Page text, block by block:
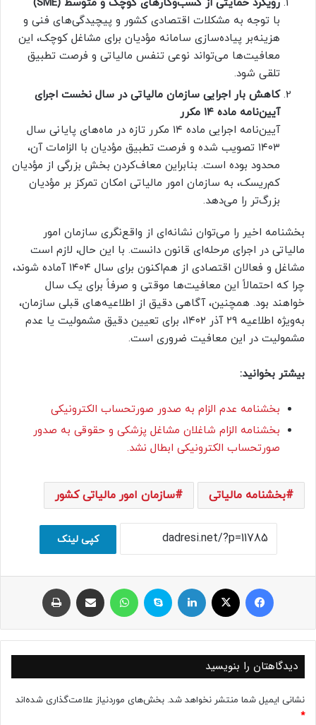
رویکرد حمایتی از کسب‌وکارهای کوچک و متوسط (SME)
با توجه به مشکلات اقتصادی کشور و پیچیدگی‌های فنی و
هزینه‌بر پیاده‌سازی سامانه مؤدیان برای مشاغل کوچک، این
معافیت‌ها می‌تواند نوعی تنفس مالیاتی و فرصت تطبیق
تلقی شود.
کاهش بار اجرایی سازمان مالیاتی در سال نخست اجرای
آیین‌نامه ماده ۱۴ مکرر
آیین‌نامه اجرایی ماده ۱۴ مکرر تازه در ماه‌های پایانی سال
۱۴۰۳ تصویب شده و فرصت تطبیق مؤدیان با الزامات آن،
محدود بوده است. بنابراین معاف‌کردن بخش بزرگی از مؤدیان
کم‌ریسک، به سازمان امور مالیاتی امکان تمرکز بر مؤدیان
بزرگ‌تر را می‌دهد.
بخشنامه اخیر را می‌توان نشانه‌ای از واقع‌نگری سازمان امور
مالیاتی در اجرای مرحله‌ای قانون دانست. با این حال، لازم است
مشاغل و فعالان اقتصادی از هم‌اکنون برای سال ۱۴۰۴ آماده شوند،
چرا که احتمالاً این معافیت‌ها موقتی و صرفاً برای یک سال
خواهند بود. همچنین، آگاهی دقیق از اطلاعیه‌های قبلی سازمان،
به‌ویژه اطلاعیه ۲۹ آذر ۱۴۰۲، برای تعیین دقیق مشمولیت یا عدم
مشمولیت در این معافیت ضروری است.
بیشتر بخوانید:
بخشنامه عدم الزام به صدور صورتحساب الکترونیکی
بخشنامه الزام شاغلان مشاغل پزشکی و حقوقی به صدور
صورتحساب الکترونیکی ابطال نشد.
بخشنامه مالیاتی سازمان امور مالیاتی کشور
کپی لینک
فیسبوک ایکس لینکداین اسکایپ واتس آپ اشتراک با ایمیل
دیدگاهتان را بنویسید
نشانی ایمیل شما منتشر نخواهد شد. بخش‌های موردنیاز علامت‌گذاری شده‌اند
*